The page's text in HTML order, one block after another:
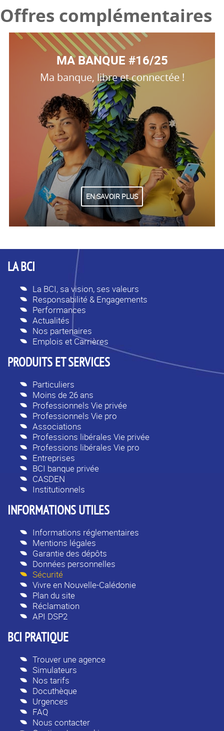
Offres complémentaires
MA BANQUE #16/25
Ma banque, libre et connectée !
EN SAVOIR PLUS
LA BCI
La BCI, sa vision, ses valeurs
Responsabilité & Engagements
Performances
Actualités
Nos partenaires
Emplois et Carrières
PRODUITS ET SERVICES
Particuliers
Moins de 26 ans
Professionnels Vie privée
Professionnels Vie pro
Associations
Professions libérales Vie privée
Professions libérales Vie pro
Entreprises
BCI banque privée
CASDEN
Institutionnels
INFORMATIONS UTILES
Informations réglementaires
Mentions légales
Garantie des dépôts
Données personnelles
Sécurité
Vivre en Nouvelle-Calédonie
Plan du site
Réclamation
API DSP2
BCI PRATIQUE
Trouver une agence
Simulateurs
Nos tarifs
Docuthèque
Urgences
FAQ
Nous contacter